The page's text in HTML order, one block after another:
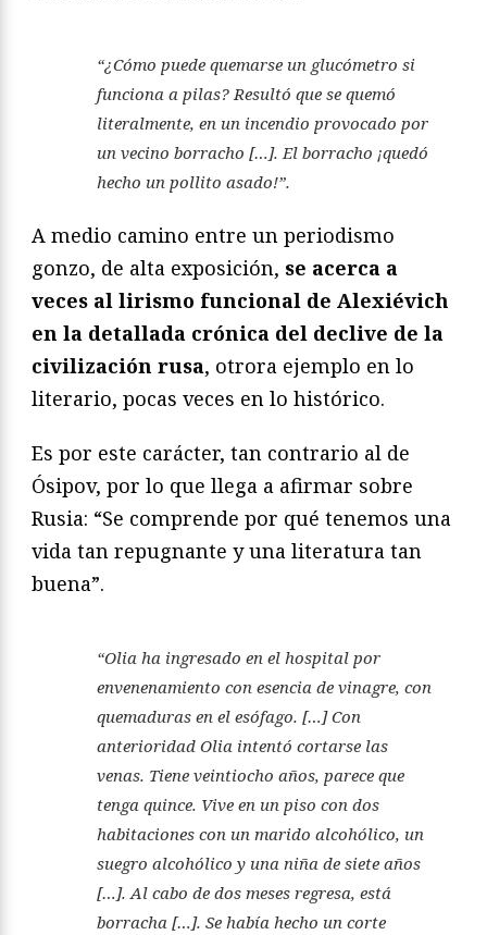
“¿Cómo puede quemarse un glucómetro si
funciona a pilas? Resultó que se quemó
literalmente, en un incendio provocado por
un vecino borracho […]. El borracho ¡quedó
hecho un pollito asado!”.
A medio camino entre un periodismo
gonzo, de alta exposición, se acerca a
veces al lirismo funcional de Alexiévich
en la detallada crónica del declive de la
civilización rusa, otrora ejemplo en lo
literario, pocas veces en lo histórico.
Es por este carácter, tan contrario al de
Ósipov, por lo que llega a afirmar sobre
Rusia: “Se comprende por qué tenemos una
vida tan repugnante y una literatura tan
buena”.
“Olia ha ingresado en el hospital por
envenenamiento con esencia de vinagre, con
quemaduras en el esófago. […] Con
anterioridad Olia intentó cortarse las
venas. Tiene veintiocho años, parece que
tenga quince. Vive en un piso con dos
habitaciones con un marido alcohólico, un
suegro alcohólico y una niña de siete años
[…]. Al cabo de dos meses regresa, está
borracha […]. Se había hecho un corte